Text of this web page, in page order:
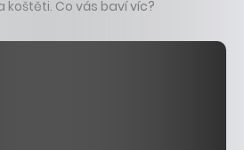
koštěti. Co vás baví víc?